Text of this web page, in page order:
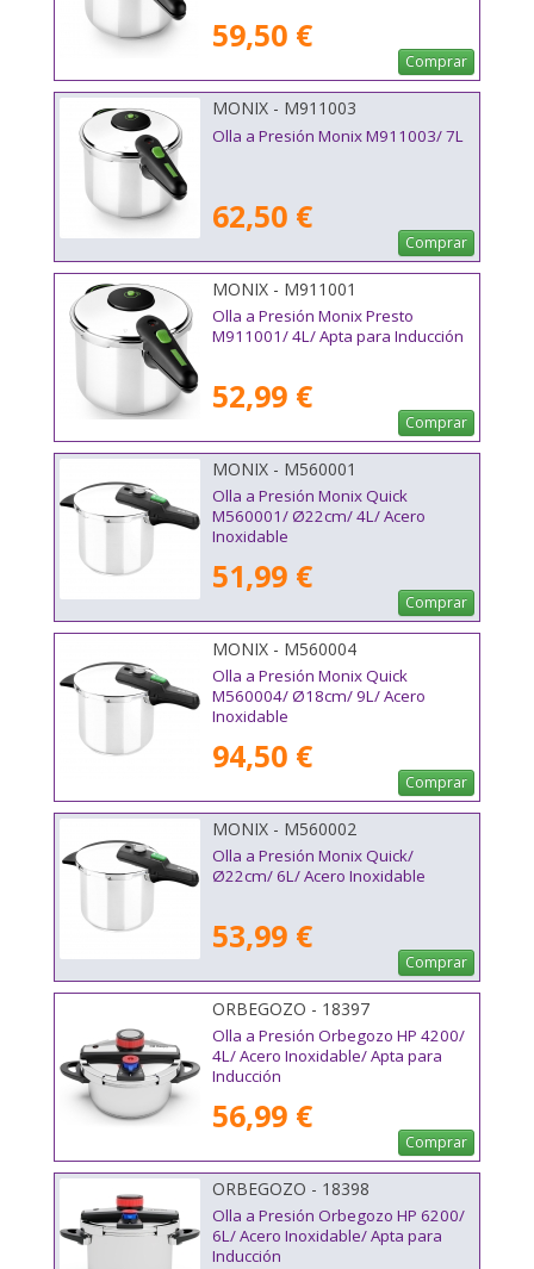
59,50 €
Comprar
MONIX - M911003
Olla a Presión Monix M911003/ 7L
62,50 €
Comprar
MONIX - M911001
Olla a Presión Monix Presto
M911001/ 4L/ Apta para Inducción
52,99 €
Comprar
MONIX - M560001
Olla a Presión Monix Quick
M560001/ Ø22cm/ 4L/ Acero
Inoxidable
51,99 €
Comprar
MONIX - M560004
Olla a Presión Monix Quick
M560004/ Ø18cm/ 9L/ Acero
Inoxidable
94,50 €
Comprar
MONIX - M560002
Olla a Presión Monix Quick/
Ø22cm/ 6L/ Acero Inoxidable
53,99 €
Comprar
ORBEGOZO - 18397
Olla a Presión Orbegozo HP 4200/
4L/ Acero Inoxidable/ Apta para
Inducción
56,99 €
Comprar
ORBEGOZO - 18398
Olla a Presión Orbegozo HP 6200/
6L/ Acero Inoxidable/ Apta para
Inducción